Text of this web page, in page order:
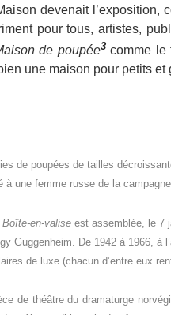
devenait l’exposition,
pour tous, artistes,
de poupée3 comme le
une maison pour petits
de poupées de tailles
à une femme russe de la
Boîte-en-valise est assemblée, le 7
Guggenheim. De 1942 à 1966, à
de luxe (chacun d’entre eux
de théâtre du dramaturge